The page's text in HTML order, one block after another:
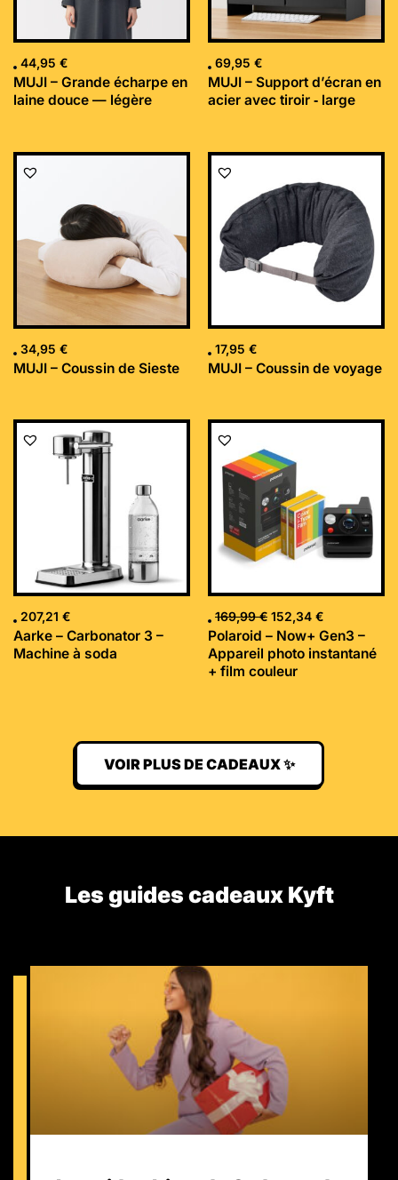
44,95 €
MUJI – Grande écharpe en
laine douce — légère
69,95 €
MUJI – Support d’écran en
acier avec tiroir ‐ large
34,95 €
MUJI – Coussin de Sieste
17,95 €
MUJI – Coussin de voyage
207,21 €
Aarke – Carbonator 3 –
Machine à soda
169,99€
Le
initial
était :
169,99 €.
152,34 €
Le
Polaroid – Now+ Gen3 –
Appareil photo instantané
+ film couleur
VOIR PLUS DE CADEAUX ✨
Les guides cadeaux Kyft​